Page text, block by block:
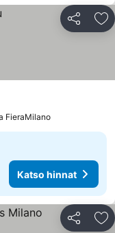
Jaa
FieraMilano
Katso hinnat
Jaa